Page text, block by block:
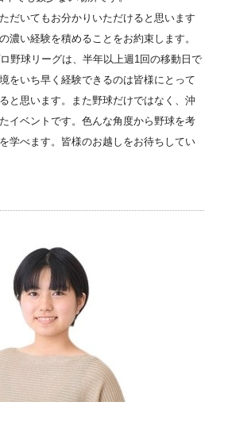
だいてもお分かりいただけると思います
濃い経験を積めることをお約束します。
野球リーグは、半年以上週1回の移動日で
をいち早く経験できるのは皆様にとって
と思います。また野球だけではなく、沖
イベントです。色んな角度から野球を考
学べます。皆様のお越しをお待ちしてい